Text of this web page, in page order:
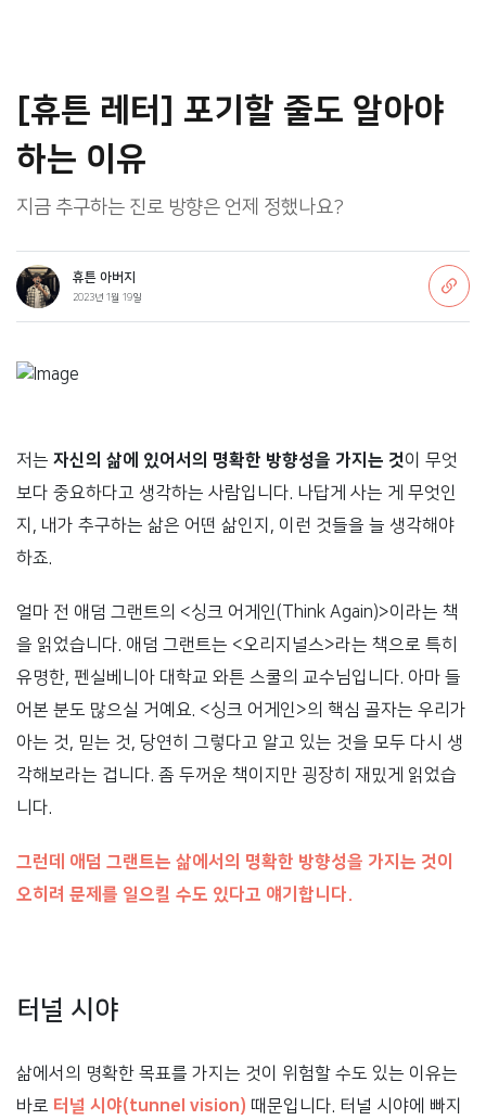
[휴튼 레터] 포기할 줄도 알아야
하는 이유
지금 추구하는 진로 방향은 언제 정했나요?
휴튼 아버지
2023년 1월 19일
저는 자신의 삶에 있어서의 명확한 방향성을 가지는 것이 무엇
보다 중요하다고 생각하는 사람입니다. 나답게 사는 게 무엇인
지, 내가 추구하는 삶은 어떤 삶인지, 이런 것들을 늘 생각해야
하죠.
얼마 전 애덤 그랜트의 <싱크 어게인(Think Again)>이라는 책
을 읽었습니다. 애덤 그랜트는 <오리지널스>라는 책으로 특히
유명한, 펜실베니아 대학교 와튼 스쿨의 교수님입니다. 아마 들
어본 분도 많으실 거예요. <싱크 어게인>의 핵심 골자는 우리가
아는 것, 믿는 것, 당연히 그렇다고 알고 있는 것을 모두 다시 생
각해보라는 겁니다. 좀 두꺼운 책이지만 굉장히 재밌게 읽었습
니다.
그런데 애덤 그랜트는 삶에서의 명확한 방향성을 가지는 것이
오히려 문제를 일으킬 수도 있다고 얘기합니다.
터널 시야
삶에서의 명확한 목표를 가지는 것이 위험할 수도 있는 이유는
바로 터널 시야(tunnel vision) 때문입니다. 터널 시야에 빠지